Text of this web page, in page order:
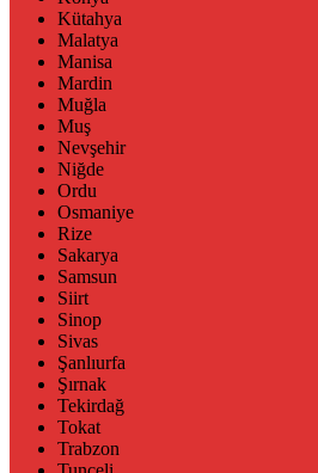
Kütahya
Malatya
Manisa
Mardin
Muğla
Muş
Nevşehir
Niğde
Ordu
Osmaniye
Rize
Sakarya
Samsun
Siirt
Sinop
Sivas
Şanlıurfa
Şırnak
Tekirdağ
Tokat
Trabzon